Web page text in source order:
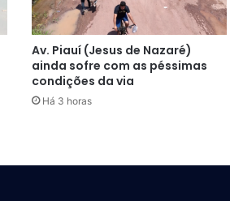
Av. Piauí (Jesus de Nazaré)
ainda sofre com as péssimas
condições da via
Há 3 horas